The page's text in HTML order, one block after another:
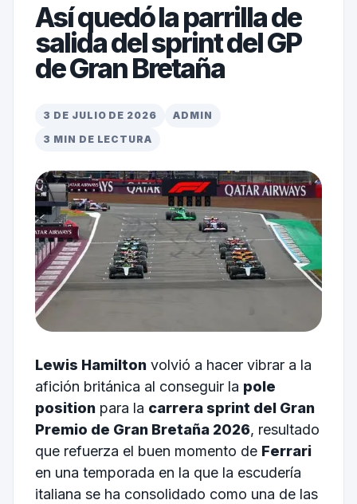
Así quedó la parrilla de
salida del sprint del GP
de Gran Bretaña
3 DE JULIO DE 2026
ADMIN
3 MIN DE LECTURA
Lewis Hamiltonvolvió a hacer vibrar a la
afición británica al conseguir la pole
positionpara la carrera sprint del Gran
Premio de Gran Bretaña 2026, resultado
que refuerza el buen momento de Ferrari
en una temporada en la que la escudería
italiana se ha consolidado como una de las